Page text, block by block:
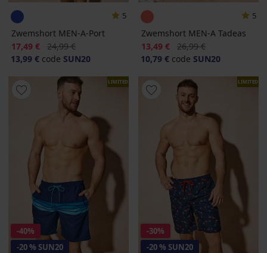
5
Zwemshort MEN-A-Port
Korting
17,49 € Oorspronkelijke prijs
24,99 €
13,99 € code SUN20
5
Zwemshort MEN-A Tadeas
Korting
13,49 € Oorspronkelijke prijs
26,99 €
10,79 € code SUN20
LIMITED
-40%
-20 % SUN20
LIMITED
-30%
-20 % SUN20